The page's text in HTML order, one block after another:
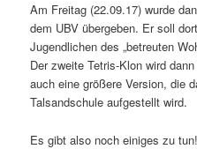
Am Freitag (22.09.17) wurde
dem UBV übergeben. Er soll
Jugendlichen des „betreuten
Der zweite Tetris-Klon wird
auch eine größere Version, die
Talsandschule aufgestellt wird.
Es gibt also noch einiges zu